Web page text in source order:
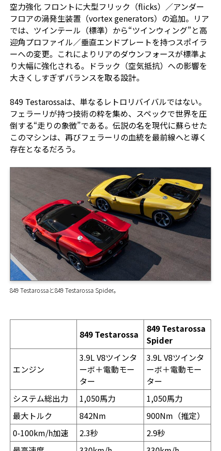
空力強化 フロントに大型フリック（flicks）／アンダー
フロアの渦発生装置（vortex generators）の追加。リア
では、ツインテール（標準）から“ツインウィング”と高
迎角プロファイル／垂直エンドプレートを持つスポイラ
ーへの変更。これによりリアのダウンフォースが標準よ
り大幅に強化される。ドラック（空気抵抗）への影響を
大きくしすぎずバランスを取る設計。
849 Testarossaは、単なるレトロリバイバルではない。
フェラーリが持つ技術の粋を集め、スペックで世界を圧
倒する“走りの象徴”である。伝説の名を現代に蘇らせた
このマシンは、再びフェラーリの血統を最前線へと導く
存在となるだろう。
849 Testarossaと849 Testarossa Spider。
849 Testarossa
849 Testarossa
Spider
エンジン
3.9L V8ツインタ
ーボ＋電動モー
ター
3.9L V8ツインタ
ーボ＋電動モー
ター
システム総出力
1,050馬力
1,050馬力
最大トルク
842Nm
900Nm（推定）
0-100km/h加速
2.3秒
2.9秒